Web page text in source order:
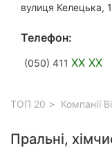
вулиця Келецька,
Телефон:
(050) 411 XX XX
ТОП 20 Компанії
Пральні,